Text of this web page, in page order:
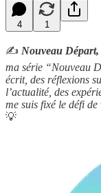
4 1
✍️ Nouveau
ma série “Nouveau
écrit, des réflexions
l’actualité, des
me suis fixé le défi
💡